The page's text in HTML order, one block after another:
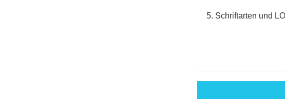
5. Schriftarten und